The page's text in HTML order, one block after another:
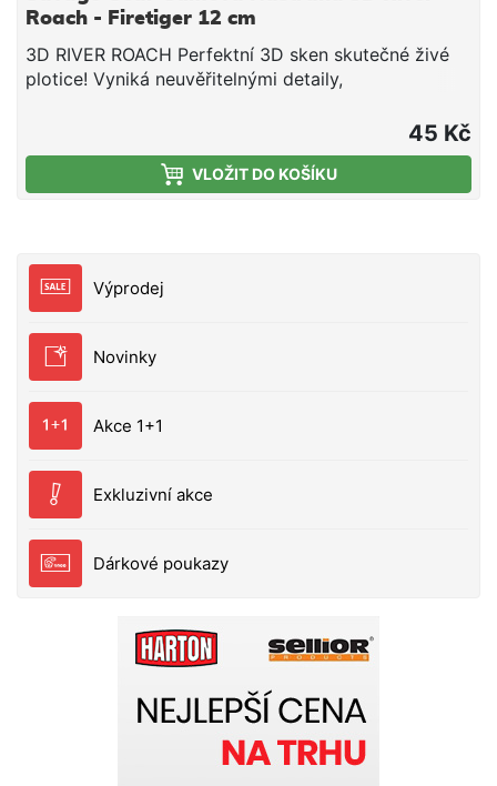
Výprodej
Novinky
Akce 1+1
Exkluzivní akce
Dárkové poukazy
Roach - Firetiger 12 cm
3D RIVER ROACH Perfektní 3D sken skutečné živé
plotice! Vyniká neuvěřitelnými detaily,
tělo napuštěno. Speciálně navržený lopatkovitý ocas
dává nástraze super živou kopavou akci. Obsahuje
také otvor na chrastítko, takže v případě zájmu
můžete nástraze přidat i zvukovou atraktivitu. Jedná
dravce. • 3D skenované detaily • Vůně vyvolávající
útoky • Živý kopavý lopatkovitý ocas • Otvory na
45 Kč
VLOŽIT DO KOŠÍKU